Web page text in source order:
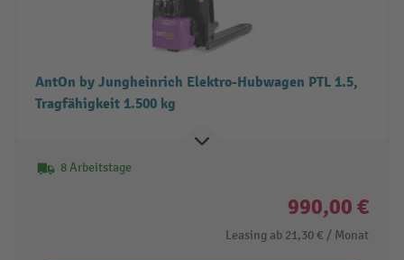
AntOn by Jungheinrich Elektro-Hubwagen PTL 1.5,
Tragfähigkeit 1.500 kg
8 Arbeitstage
990,00 €
Leasing ab 21,30 € / Monat